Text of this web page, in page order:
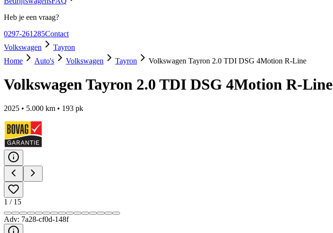
Heb je een vraag?
0297-261285Contact
Volkswagen
Tayron
Home
Auto's Volkswagen Tayron Volkswagen Tayron 2.0 TDI DSG 4Motion R-Line
Volkswagen Tayron 2.0 TDI DSG 4Motion R-Line
2025 • 5.000 km • 193 pk
1 / 15
Adv: 7a28-cf0d-148f